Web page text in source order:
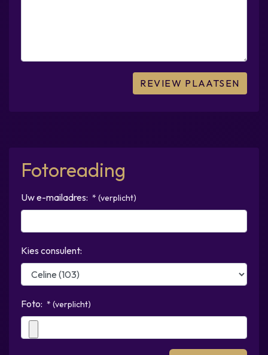
Fotoreading
Uw e-mailadres: * (verplicht)
Kies consulent:
Foto: * (verplicht)